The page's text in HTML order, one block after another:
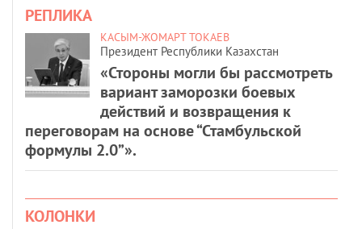
РЕПЛИКА
КАСЫМ-ЖОМАРТ ТОКАЕВ
Президент Республики Казахстан
«Стороны могли бы рассмотреть
вариант заморозки боевых
действий и возвращения к
переговорам на основе “Стамбульской
формулы 2.0”».
КОЛОНКИ